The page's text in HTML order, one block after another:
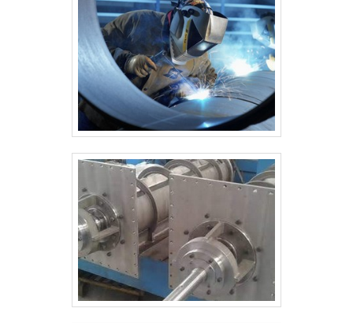
investir em equipamentos modernos, que se
ajustam a sua necessidade. A SMI Eletromecânica
é uma empresa que tem se destacado da
concorrência pela idoneidade em tudo que faz,
onde garante a melhor experiência para parceiros
novos e antigos.